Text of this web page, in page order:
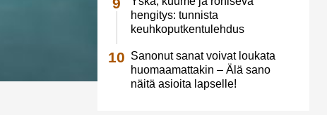
hengitys: tunnista
keuhkoputkentulehdus
Sanonut sanat voivat loukata
huomaamattakin – Älä sano
näitä asioita lapselle!